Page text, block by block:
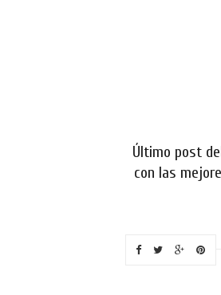
Último post
con las